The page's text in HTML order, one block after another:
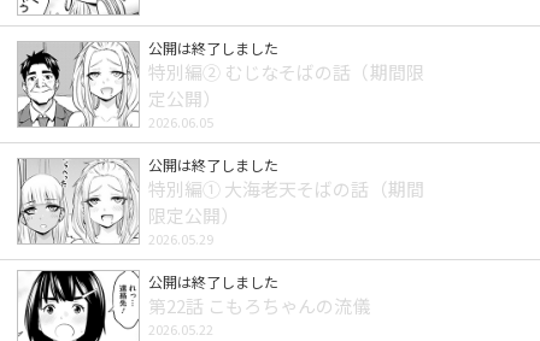
公開は終了しました
特別編② むじなそばの話（期間限
定公開）
2026.06.05
公開は終了しました
特別編① 大海老天そばの話（期間
限定公開）
2026.05.29
公開は終了しました
第22話 こもろちゃんの流儀
2026.05.22